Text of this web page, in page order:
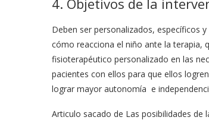
4. Objetivos de la
Deben ser personalizados, específicos
cómo reacciona el niño ante la terapia,
fisioterapéutico personalizado en las
pacientes con ellos para que ellos
lograr mayor autonomía e
Articulo sacado de Las posibilidades